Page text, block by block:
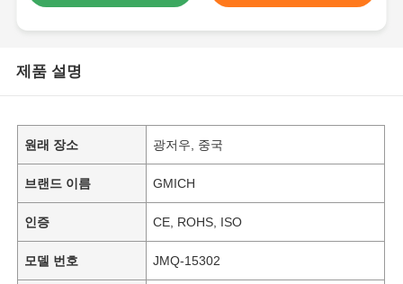
제품 설명
원래 장소 광저우, 중국
브랜드 이름 GMICH
인증 CE, ROHS, ISO
모델 번호 JMQ-15302